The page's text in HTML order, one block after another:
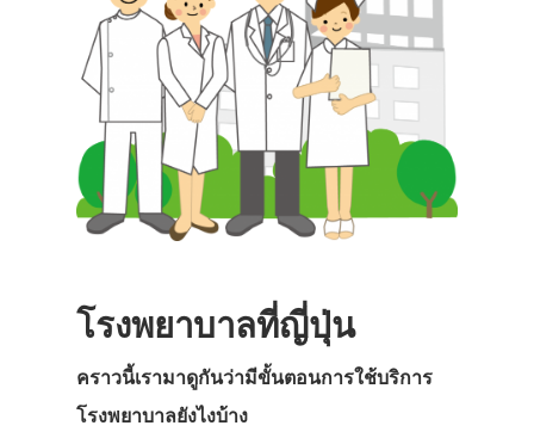
โรงพยาบาลที่ญี่ปุ่น
คราวนี้เรามาดูกันว่ามีขั้นตอนการใช้บริการ
โรงพยาบาลยังไงบ้าง